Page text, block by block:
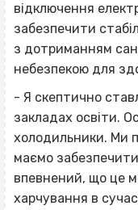
відключення
забезпечити
з дотриманням
небезпекою для
- Я скептично
закладах освіти.
холодильники. Ми
маємо
впевнений, що це
харчування в